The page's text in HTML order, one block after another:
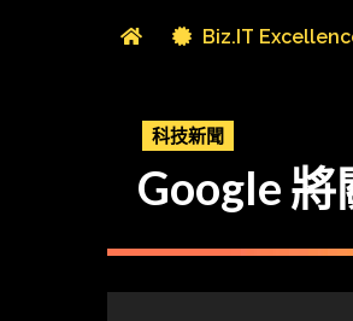
Biz.IT
科技新聞
Google